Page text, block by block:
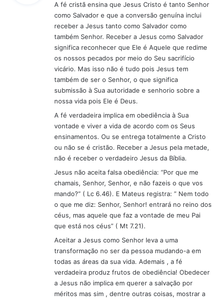
s
e
A fé cristã ensina que Jesus Cristo é tanto Senhor
como Salvador e que a conversão genuína inclui
receber a Jesus tanto como Salvador como
também Senhor. Receber a Jesus como Salvador
significa reconhecer que Ele é Aquele que redime
os nossos pecados por meio do Seu sacrifício
vicário. Mas isso não é tudo pois Jesus tem
também de ser o Senhor, o que significa
submissão à Sua autoridade e senhorio sobre a
nossa vida pois Ele é Deus.
A fé verdadeira implica em obediência à Sua
vontade e viver a vida de acordo com os Seus
ensinamentos. Ou se entrega totalmente a Cristo
ou não se é cristão. Receber a Jesus pela metade,
não é receber o verdadeiro Jesus da Bíblia.
Jesus não aceita falsa obediência: “Por que me
chamais, Senhor, Senhor, e não fazeis o que vos
mando?” ( Lc 6.46). E Mateus registra: ” Nem todo
o que me diz: Senhor, Senhor! entrará no reino dos
céus, mas aquele que faz a vontade de meu Pai
que está nos céus” ( Mt 7.21).
Aceitar a Jesus como Senhor leva a uma
transformação no ser da pessoa mudando-a em
todas as áreas da sua vida. Ademais , a fé
verdadeira produz frutos de obediência! Obedecer
a Jesus não implica em querer a salvação por
méritos mas sim , dentre outras coisas, mostrar a